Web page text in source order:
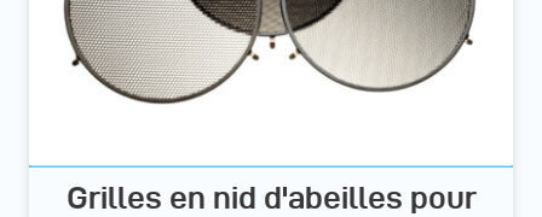
Grilles en nid d'abeilles pour